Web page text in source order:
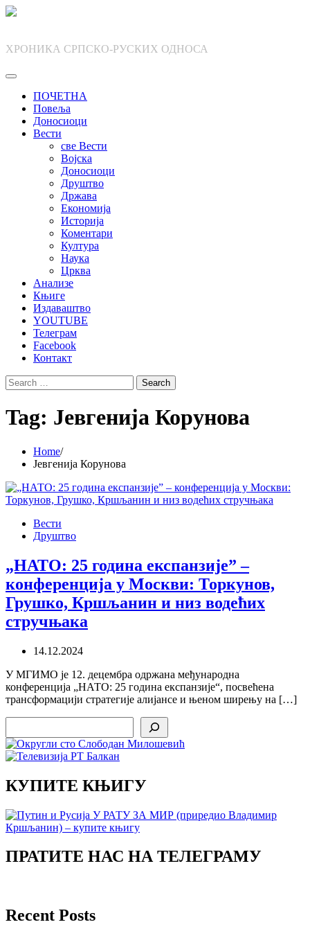
Skip
ХРОНИКА СРПСКО-РУСКИХ ОДНОСА
ПОЧЕТНА
Повеља
Доносиоци
Вести
све Вести
Војска
Доносиоци
Друштво
Држава
Економија
Историја
Коментари
Култура
Наука
Црква
Анализе
Књиге
Издаваштво
YOUTUBE
Телеграм
Facebook
Контакт
Search
for:
Tag: Јевгенија Корунова
Home
Јевгенија Корунова
Вести
Друштво
„НАТО: 25 година експанзије” –
конференција у Москви: Торкунов,
Грушко, Кршљанин и низ водећих
стручњака
14.12.2024
У МГИМО је 12. децембра одржана међународна
конференција „НАТО: 25 година експанзије“, посвећена
трансформацији стратегије алијансе и њеном ширењу на […]
КУПИТЕ КЊИГУ
ПРАТИТЕ НАС НА ТЕЛЕГРАМУ
Recent Posts